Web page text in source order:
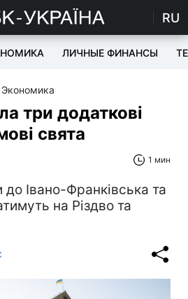
RU
ЛИЧНЫЕ ФИНАНСЫ
Экономика
три додаткові
свята
1 мин
до Івано-Франківська та
на Різдво та